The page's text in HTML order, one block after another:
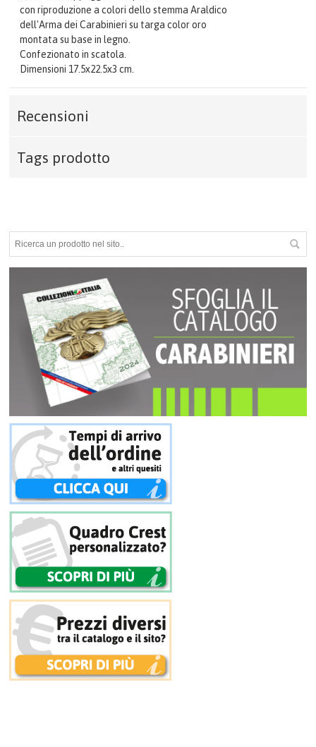
con riproduzione a colori dello stemma Araldico
dell'Arma dei Carabinieri su targa color oro
montata su base in legno.
Confezionato in scatola.
Dimensioni 17.5x22.5x3 cm.
Recensioni
Tags prodotto